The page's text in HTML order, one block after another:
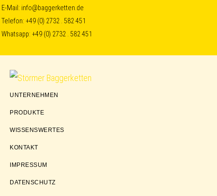
Skip
to
primary
navigation
Skip
to
content
Skip
to
E-Mail: info@baggerketten.de
Telefon:+49 (0) 2732 . 582 451
Whatsapp:+49 (0) 2732 . 582 451
Störmer
UNTERNEHMEN
PRODUKTE
WISSENSWERTES
KONTAKT
IMPRESSUM
DATENSCHUTZ